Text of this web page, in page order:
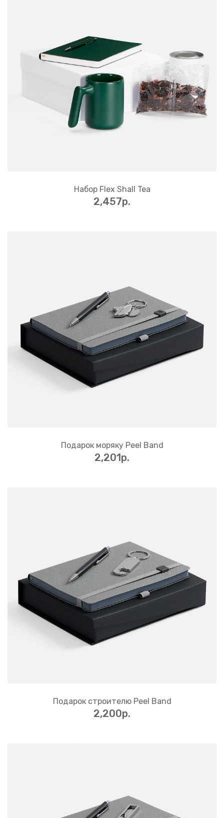
Набор Flex Shall Tea
2,457p.
Подарок моряку Peel Band
2,201p.
Подарок строителю Peel Band
2,200p.